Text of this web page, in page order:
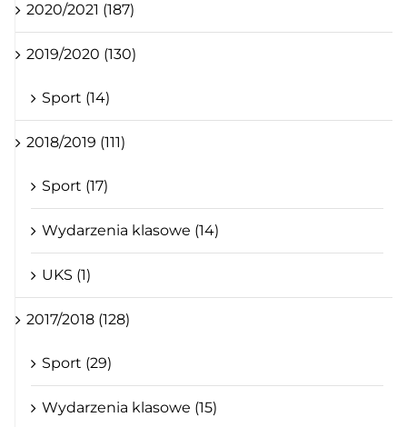
2020/2021 (187)
2019/2020 (130)
Sport (14)
2018/2019 (111)
Sport (17)
Wydarzenia klasowe (14)
UKS (1)
2017/2018 (128)
Sport (29)
Wydarzenia klasowe (15)